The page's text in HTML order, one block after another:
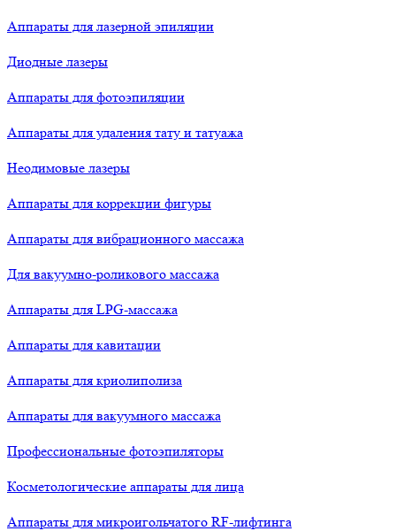
Аппараты для лазерной эпиляции
Диодные лазеры
Аппараты для фотоэпиляции
Аппараты для удаления тату и татуажа
Неодимовые лазеры
Аппараты для коррекции фигуры
Аппараты для вибрационного массажа
Для вакуумно-роликового массажа
Аппараты для LPG-массажа
Аппараты для кавитации
Аппараты для криолиполиза
Аппараты для вакуумного массажа
Профессиональные фотоэпиляторы
Косметологические аппараты для лица
Аппараты для микроигольчатого RF-лифтинга